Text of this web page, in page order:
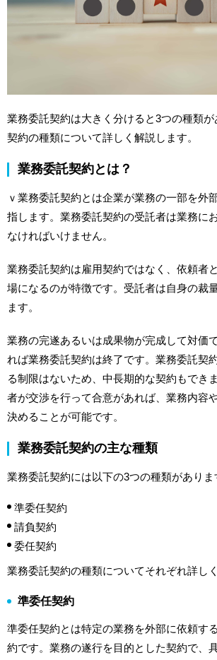
業務委託契約は大きく分けると3つの種類
契約の種類について詳しく解説します。
業務委託契約とは？
ｖ業務委託契約とは企業が業務の一部を外
指します。業務委託契約の受託者は業務に
なければいけません。
業務委託契約は雇用契約ではなく、依頼者
場になるのが特徴です。受託者は自身の裁
ます。
業務の完遂あるいは成果物が完成して対価
れば業務委託契約は終了です。業務委託契
る制限はないため、中長期的な契約もでき
者が交渉を行って合意があれば、業務内容
決めることが可能です。
業務委託契約の主な種類
業務委託契約には以下の3つの種類がありま
準委任契約
請負契約
委任契約
業務委託契約の種類についてそれぞれ詳し
準委任契約
準委任契約とは特定の業務を外部に依頼す
約です。業務の遂行を目的とした契約で、